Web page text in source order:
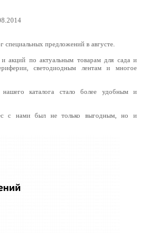
предложений в августе.
акций по актуальным товарам для сада и
светодиодным лентам и многое
нашего каталога стало более удобным и
с нами был не только выгодным, но и